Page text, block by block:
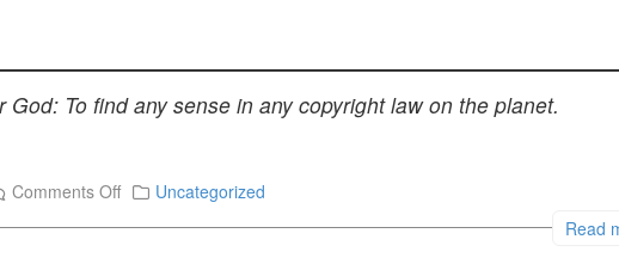
To find any sense in any copyright law on the planet.
Comments Off
Uncategorized
Read